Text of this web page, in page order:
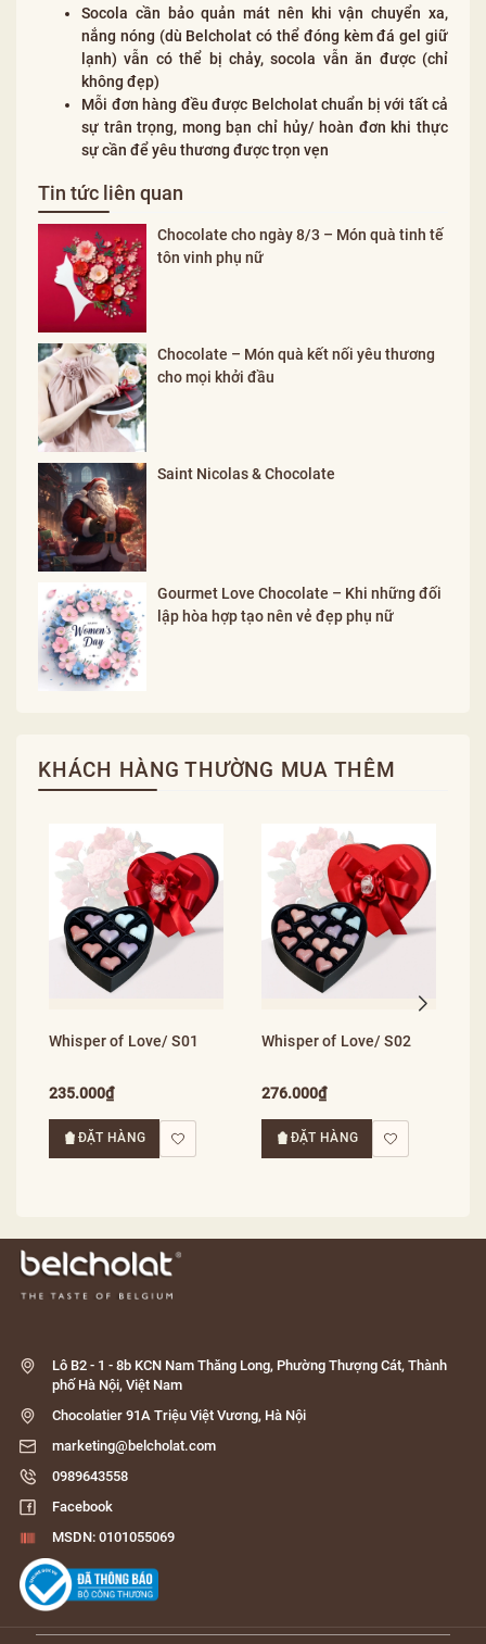
Socola cần bảo quản mát nên khi vận chuyển xa,
nắng nóng (dù Belcholat có thể đóng kèm đá gel giữ
lạnh) vẫn có thể bị chảy, socola vẫn ăn được (chỉ
không đẹp)
Mỗi đơn hàng đều được Belcholat chuẩn bị với tất cả
sự trân trọng, mong bạn chỉ hủy/ hoàn đơn khi thực
sự cần để yêu thương được trọn vẹn
Tin tức liên quan
Chocolate cho ngày 8/3 – Món quà tinh tế
tôn vinh phụ nữ
Chocolate – Món quà kết nối yêu thương
cho mọi khởi đầu
Saint Nicolas & Chocolate
Gourmet Love Chocolate – Khi những đối
lập hòa hợp tạo nên vẻ đẹp phụ nữ
KHÁCH HÀNG THƯỜNG MUA THÊM
Whisper of Love/ S01
235.000₫
ĐẶT HÀNG
Whisper of Love/ S02
276.000₫
ĐẶT HÀNG
Lô B2 - 1 - 8b KCN Nam Thăng Long, Phường Thượng Cát, Thành
phố Hà Nội, Việt Nam
Chocolatier 91A Triệu Việt Vương, Hà Nội
marketing@belcholat.com
0989643558
Facebook
MSDN: 0101055069